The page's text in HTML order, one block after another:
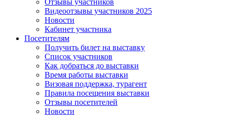
Отзывы участников
Видеоотзывы участников 2025
Новости
Кабинет участника
Посетителям
Получить билет на выставку
Список участников
Как добраться до выставки
Время работы выставки
Визовая поддержка, турагент
Правила посещения выставки
Отзывы посетителей
Новости